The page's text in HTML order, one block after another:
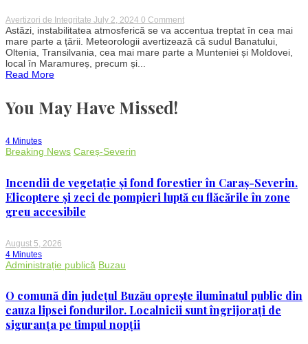
Avertizori de Integritate July 2, 2024 0 Commenton
ANM
anunță
cod
PORTOCALIU
Astăzi, instabilitatea atmosferică se va accentua treptat în cea mai
mare parte a țării. Meteorologii avertizează că sudul Banatului,
Oltenia, Transilvania, cea mai mare parte a Munteniei și Moldovei,
local în Maramureș, precum și...
Read More
You May Have Missed!
4 Minutes
Breaking News Careș-Severin
Incendii de vegetație și fond forestier în Caraș-Severin.
Elicoptere și zeci de pompieri luptă cu flăcările în zone
greu accesibile
August 5, 2026
4 Minutes
Administrație publică Buzau
O comună din județul Buzău oprește iluminatul public din
cauza lipsei fondurilor. Localnicii sunt îngrijorați de
siguranța pe timpul nopții